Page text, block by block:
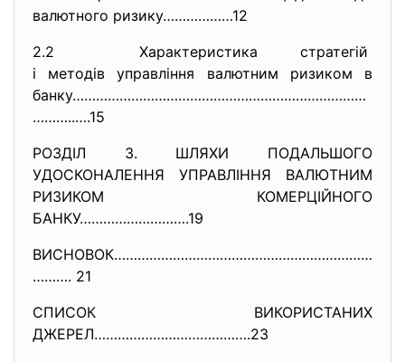
валютного ризику………………12
2.2 Характеристика стратегій
і методів управління валютним ризиком в
банку…………………………………………………………………
………..….15
РОЗДІЛ 3. ШЛЯХИ ПОДАЛЬШОГО
УДОСКОНАЛЕННЯ УПРАВЛІННЯ ВАЛЮТНИМ
РИЗИКОМ КОМЕРЦІЙНОГО
БАНКУ……………………….19
ВИСНОВОК…………………………………………………………
………. 21
СПИСОК ВИКОРИСТАНИХ
ДЖЕРЕЛ………………………………….23